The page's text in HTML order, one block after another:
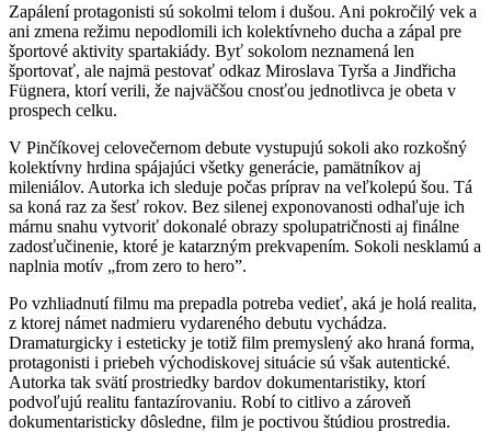
Zapálení protagonisti sú sokolmi telom i dušou. Ani pokročilý vek a
ani zmena režimu nepodlomili ich kolektívneho ducha a zápal pre
športové aktivity spartakiády. Byť sokolom neznamená len
športovať, ale najmä pestovať odkaz Miroslava Tyrša a Jindřicha
Fügnera, ktorí verili, že najväčšou cnosťou jednotlivca je obeta v
prospech celku.
V Pinčíkovej celovečernom debute vystupujú sokoli ako rozkošný
kolektívny hrdina spájajúci všetky generácie, pamätníkov aj
mileniálov. Autorka ich sleduje počas príprav na veľkolepú šou. Tá
sa koná raz za šesť rokov. Bez silenej exponovanosti odhaľuje ich
márnu snahu vytvoriť dokonalé obrazy spolupatričnosti aj finálne
zadosťučinenie, ktoré je katarzným prekvapením. Sokoli nesklamú a
naplnia motív „from zero to hero”.
Po vzhliadnutí filmu ma prepadla potreba vedieť, aká je holá realita,
z ktorej námet nadmieru vydareného debutu vychádza.
Dramaturgicky i esteticky je totiž film premyslený ako hraná forma,
protagonisti i priebeh východiskovej situácie sú však autentické.
Autorka tak svätí prostriedky bardov dokumentaristiky, ktorí
podvoľujú realitu fantazírovaniu. Robí to citlivo a zároveň
dokumentaristicky dôsledne, film je poctivou štúdiou prostredia.